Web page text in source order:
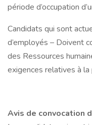
période d’occupation
Candidats qui sont
d’employés – Doivent
des Ressources
exigences relatives à la
Avis de convocation